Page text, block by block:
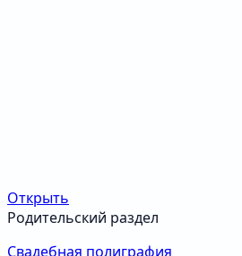
Открыть
Родительский раздел
Свадебная полиграфия